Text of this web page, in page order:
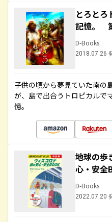
とろと
記憶。
D-Books
2018.07.26
子供の頃から夢見ていた南の
が、島で出合うトロピカルで
憶。
地球の歩
心・安全
D-Books
2022.07.20